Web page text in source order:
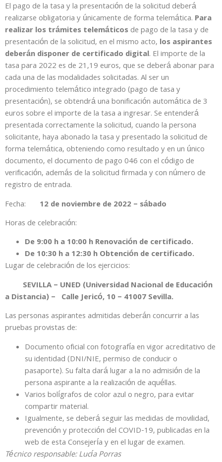
El pago de la tasa y la presentación de la solicitud deberá
realizarse obligatoria y únicamente de forma telemática. Para
realizar los trámites telemáticosde pago de la tasa y de
presentación de la solicitud, en el mismo acto, los aspirantes
deberán disponer de certificado digital. El importe de la
tasa para 2022 es de 21,19 euros, que se deberá abonar para
cada una de las modalidades solicitadas. Al ser un
procedimiento telemático integrado (pago de tasa y
presentación), se obtendrá una bonificación automática de 3
euros sobre el importe de la tasa a ingresar. Se entenderá
presentada correctamente la solicitud, cuando la persona
solicitante, haya abonado la tasa y presentado la solicitud de
forma telemática, obteniendo como resultado y en un único
documento, el documento de pago 046 con el código de
verificación, además de la solicitud firmada y con número de
registro de entrada.
Fecha: 12 de noviembre de 2022 – sábado
Horas de celebración:
De 9:00 h a 10:00 h Renovación de certificado.
De 10:30 h a 12:30 h Obtención de certificado.
Lugar de celebración de los ejercicios:
SEVILLA – UNED (Universidad Nacional de Educación
a Distancia) – Calle Jericó, 10 – 41007 Sevilla.
Las personas aspirantes admitidas deberán concurrir a las
pruebas provistas de:
Documento oficial con fotografía en vigor acreditativo de
su identidad (DNI/NIE, permiso de conducir o
pasaporte). Su falta dará lugar a la no admisión de la
persona aspirante a la realización de aquéllas.
Varios bolígrafos de color azul o negro, para evitar
compartir material.
Igualmente, se deberá seguir las medidas de movilidad,
prevención y protección del COVID-19, publicadas en la
web de esta Consejería y en el lugar de examen.
Técnico responsable: Lucía Porras